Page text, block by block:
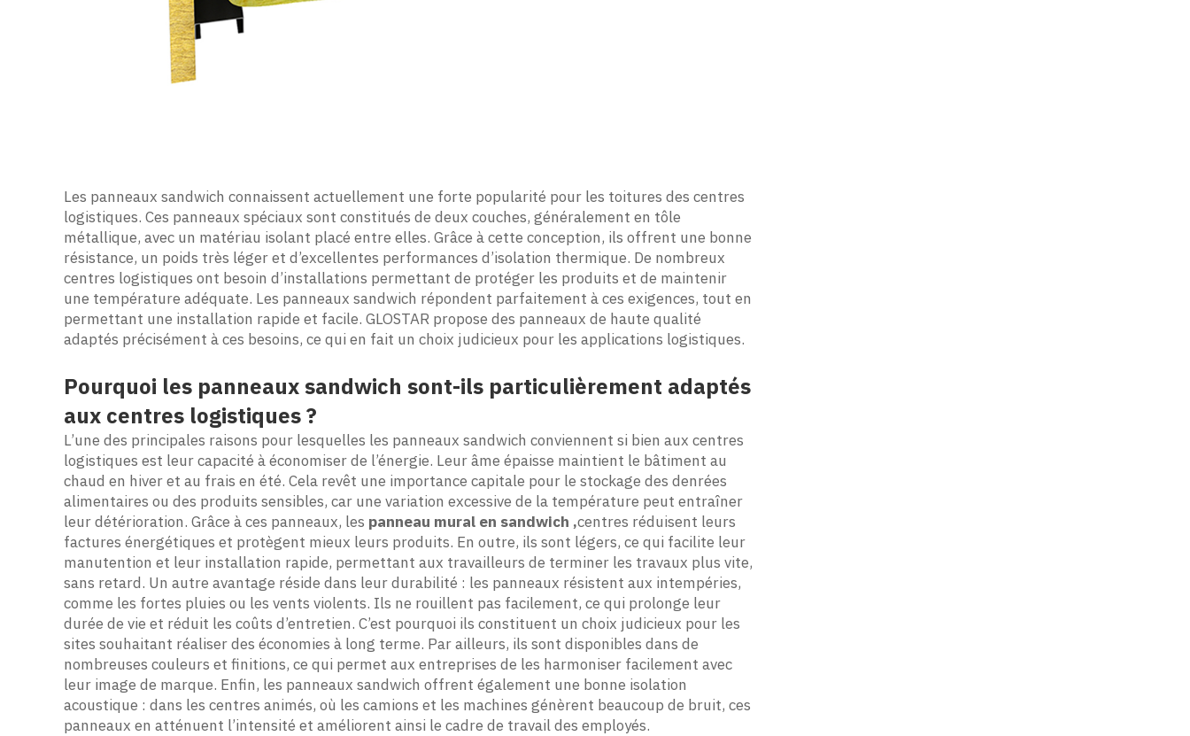
Les panneaux sandwich connaissent actuellement une forte popularité pour les toitures des centres
logistiques. Ces panneaux spéciaux sont constitués de deux couches, généralement en tôle
métallique, avec un matériau isolant placé entre elles. Grâce à cette conception, ils offrent une bonne
résistance, un poids très léger et d’excellentes performances d’isolation thermique. De nombreux
centres logistiques ont besoin d’installations permettant de protéger les produits et de maintenir
une température adéquate. Les panneaux sandwich répondent parfaitement à ces exigences, tout en
permettant une installation rapide et facile. GLOSTAR propose des panneaux de haute qualité
adaptés précisément à ces besoins, ce qui en fait un choix judicieux pour les applications logistiques.
Pourquoi les panneaux sandwich sont-ils particulièrement adaptés
aux centres logistiques ?
L’une des principales raisons pour lesquelles les panneaux sandwich conviennent si bien aux centres
logistiques est leur capacité à économiser de l’énergie. Leur âme épaisse maintient le bâtiment au
chaud en hiver et au frais en été. Cela revêt une importance capitale pour le stockage des denrées
alimentaires ou des produits sensibles, car une variation excessive de la température peut entraîner
leur détérioration. Grâce à ces panneaux, les panneau mural en sandwich ,centres réduisent leurs
factures énergétiques et protègent mieux leurs produits. En outre, ils sont légers, ce qui facilite leur
manutention et leur installation rapide, permettant aux travailleurs de terminer les travaux plus vite,
sans retard. Un autre avantage réside dans leur durabilité : les panneaux résistent aux intempéries,
comme les fortes pluies ou les vents violents. Ils ne rouillent pas facilement, ce qui prolonge leur
durée de vie et réduit les coûts d’entretien. C’est pourquoi ils constituent un choix judicieux pour les
sites souhaitant réaliser des économies à long terme. Par ailleurs, ils sont disponibles dans de
nombreuses couleurs et finitions, ce qui permet aux entreprises de les harmoniser facilement avec
leur image de marque. Enfin, les panneaux sandwich offrent également une bonne isolation
acoustique : dans les centres animés, où les camions et les machines génèrent beaucoup de bruit, ces
panneaux en atténuent l’intensité et améliorent ainsi le cadre de travail des employés.